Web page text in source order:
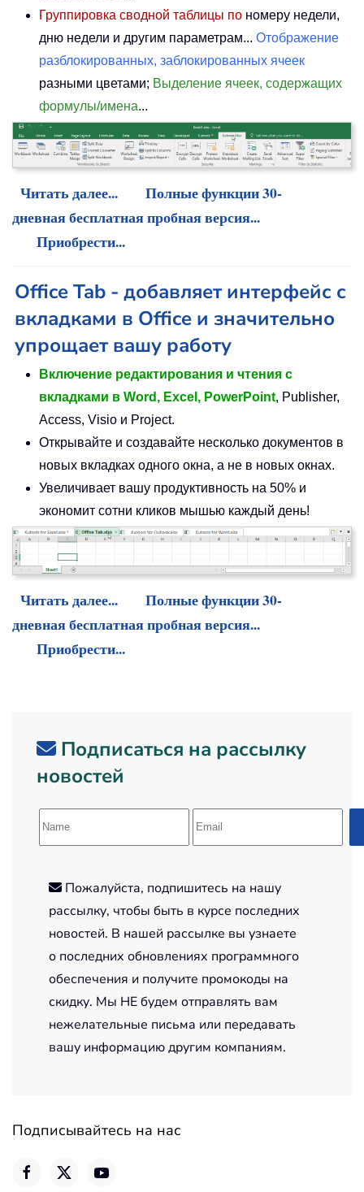
Группировка сводной таблицы по номеру недели,
дню недели и другим параметрам... Отображение
разблокированных, заблокированных ячеек
разными цветами; Выделение ячеек, содержащих
формулы/имена...
Читать далее...
Полные функции 30-
дневная бесплатная пробная версия...
Приобрести...
Office Tab - добавляет интерфейс с
вкладками в Office и значительно
упрощает вашу работу
Включение редактирования и чтения с
вкладками в Word, Excel, PowerPoint, Publisher,
Access, Visio и Project.
Открывайте и создавайте несколько документов в
новых вкладках одного окна, а не в новых окнах.
Увеличивает вашу продуктивность на 50% и
экономит сотни кликов мышью каждый день!
Читать далее...
Полные функции 30-
дневная бесплатная пробная версия...
Приобрести...
Подписаться на рассылку
новостей
Пожалуйста, подпишитесь на нашу
рассылку, чтобы быть в курсе последних
новостей. В нашей рассылке вы узнаете
о последних обновлениях программного
обеспечения и получите промокоды на
скидку. Мы НЕ будем отправлять вам
нежелательные письма или передавать
вашу информацию другим компаниям.
Подписывайтесь на нас